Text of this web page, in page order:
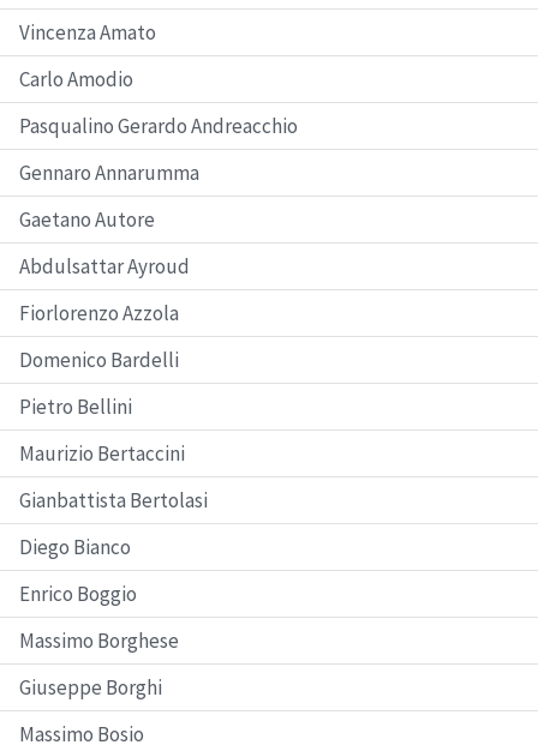
Vincenza Amato
Carlo Amodio
Pasqualino Gerardo Andreacchio
Gennaro Annarumma
Gaetano Autore
Abdulsattar Ayroud
Fiorlorenzo Azzola
Domenico Bardelli
Pietro Bellini
Maurizio Bertaccini
Gianbattista Bertolasi
Diego Bianco
Enrico Boggio
Massimo Borghese
Giuseppe Borghi
Massimo Bosio